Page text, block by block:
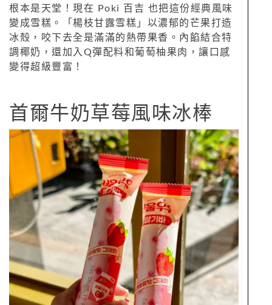
根本是天堂！現在 Poki 百吉 也把這份經典風味
變成雪糕。「楊枝甘露雪糕」以濃郁的芒果打造
冰殼，咬下去全是滿滿的熱帶果香。內餡結合特
調椰奶，還加入Q彈配料和葡萄柚果肉，讓口感
變得超級豐富！
首爾牛奶草莓風味冰棒